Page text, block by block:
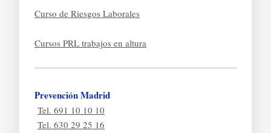
Curso de Riesgos Laborales
Cursos PRL trabajos en altura
Prevención Madrid
Tel. 691 10 10 10
Tel. 630 29 25 16